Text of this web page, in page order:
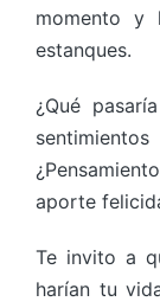
momento y
estanques.
¿Qué
aporte
Te invito a
harían tu